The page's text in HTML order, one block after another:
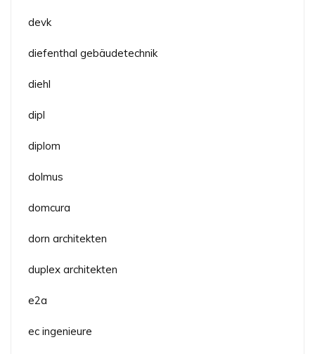
devk
diefenthal gebäudetechnik
diehl
dipl
diplom
dolmus
domcura
dorn architekten
duplex architekten
e2a
ec ingenieure